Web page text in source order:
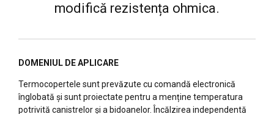
modifică rezistența ohmica.
DOMENIUL DE APLICARE
Termocopertele sunt prevăzute cu comandă electronică
înglobată și sunt proiectate pentru a menține temperatura
potrivită canistrelor și a bidoanelor. Încălzirea independentă